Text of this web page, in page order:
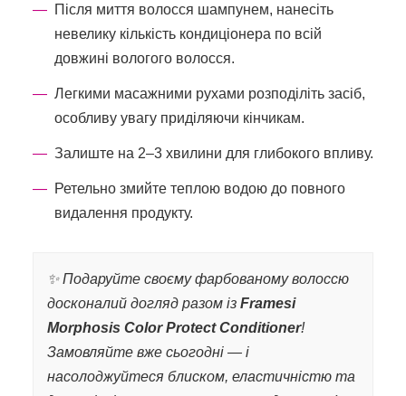
Після миття волосся шампунем, нанесіть
невелику кількість кондиціонера по всій
довжині вологого волосся.
Легкими масажними рухами розподіліть засіб,
особливу увагу приділяючи кінчикам.
Залиште на 2–3 хвилини для глибокого впливу.
Ретельно змийте теплою водою до повного
видалення продукту.
✨ Подаруйте своєму фарбованому волоссю
досконалий догляд разом із Framesi
Morphosis Color Protect Conditioner!
Замовляйте вже сьогодні — і
насолоджуйтеся блиском, еластичністю та